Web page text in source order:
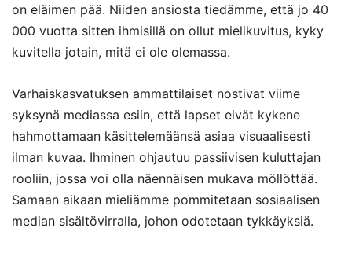
on eläimen pää. Niiden ansiosta tiedämme, että jo 40
000 vuotta sitten ihmisillä on ollut mielikuvitus, kyky
kuvitella jotain, mitä ei ole olemassa.
Varhaiskasvatuksen ammattilaiset nostivat viime
syksynä mediassa esiin, että lapset eivät kykene
hahmottamaan käsittelemäänsä asiaa visuaalisesti
ilman kuvaa. Ihminen ohjautuu passiivisen kuluttajan
rooliin, jossa voi olla näennäisen mukava möllöttää.
Samaan aikaan mieliämme pommitetaan sosiaalisen
median sisältövirralla, johon odotetaan tykkäyksiä.